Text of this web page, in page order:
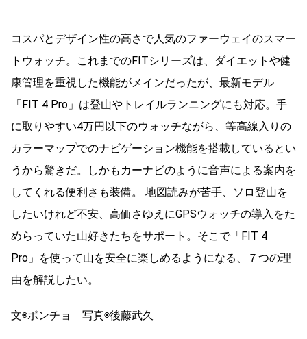
コスパとデザイン性の高さで人気のファーウェイのスマー
トウォッチ。これまでのFITシリーズは、ダイエットや健
康管理を重視した機能がメインだったが、最新モデル
「FIT 4 Pro」は登山やトレイルランニングにも対応。手
に取りやすい4万円以下のウォッチながら、等高線入りの
カラーマップでのナビゲーション機能を搭載しているとい
うから驚きだ。しかもカーナビのように音声による案内を
してくれる便利さも装備。 地図読みが苦手、ソロ登山を
したいけれど不安、高価さゆえにGPSウォッチの導入をた
めらっていた山好きたちをサポート。そこで「FIT 4
Pro」を使って山を安全に楽しめるようになる、７つの理
由を解説したい。
文◉ポンチョ 写真◉後藤武久